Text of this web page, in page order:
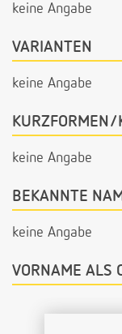
keine Angabe
VARIANTEN
keine Angabe
KURZFORMEN/
keine Angabe
BEKANNTE
keine Angabe
VORNAME ALS